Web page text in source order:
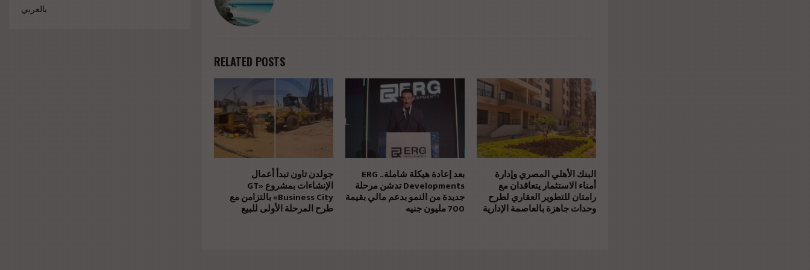
RELATED POSTS
جولدن تاون تبدأ أعمال
الإنشاءات بمشروع «GT
Business City» بالتزامن مع
طرح المرحلة الأولى للبيع
بعد إعادة هيكلة شاملة.. ERG
Developments تدشن مرحلة
جديدة من النمو بدعم مالي بقيمة
700 مليون جنيه
البنك الأهلي المصري وإدارة
أمناء الاستثمار يتعاقدان مع
رامتان للتطوير العقاري لطرح
وحدات جاهزة بالعاصمة الإدارية
بالعربي